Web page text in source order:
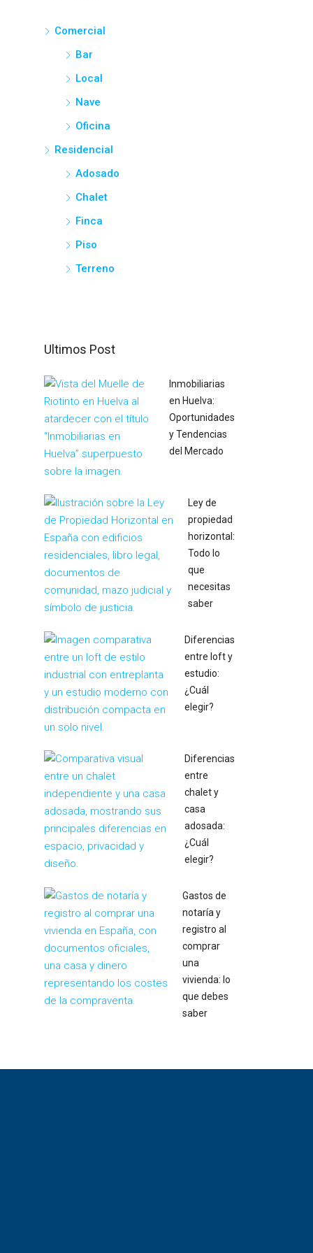
Comercial
Bar
Local
Nave
Oficina
Residencial
Adosado
Chalet
Finca
Piso
Terreno
Ultimos Post
Inmobiliarias
en Huelva:
Oportunidades
y Tendencias
del Mercado
Ley de
propiedad
horizontal:
Todo lo
que
necesitas
saber
Diferencias
entre loft y
estudio:
¿Cuál
elegir?
Diferencias
entre
chalet y
casa
adosada:
¿Cuál
elegir?
Gastos de
notaría y
registro al
comprar
una
vivienda: lo
que debes
saber